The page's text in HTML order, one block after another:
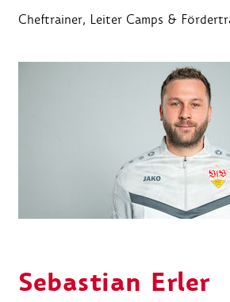
Cheftrainer, Leiter Camps &
Sebastian Erler